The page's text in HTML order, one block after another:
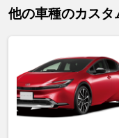
他の車種のカスタ